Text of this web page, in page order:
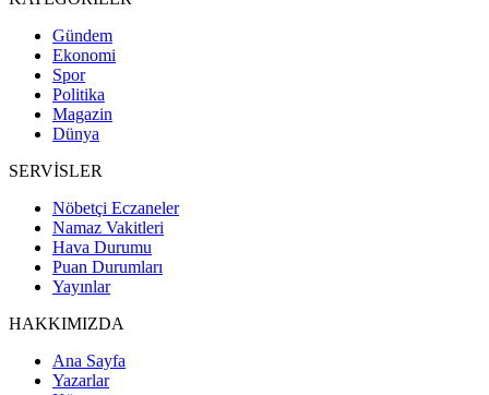
Gündem
Ekonomi
Spor
Politika
Magazin
Dünya
SERVİSLER
Nöbetçi Eczaneler
Namaz Vakitleri
Hava Durumu
Puan Durumları
Yayınlar
HAKKIMIZDA
Ana Sayfa
Yazarlar